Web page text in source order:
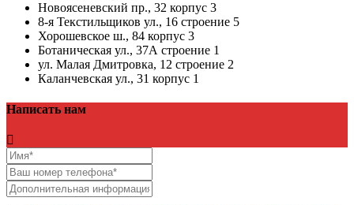
Новоясеневский пр., 32 корпус 3
8-я Текстильщиков ул., 16 строение 5
Хорошевское ш., 84 корпус 3
Ботаническая ул., 37А строение 1
ул. Малая Дмитровка, 12 строение 2
Каланчевская ул., 31 корпус 1
Написать нам